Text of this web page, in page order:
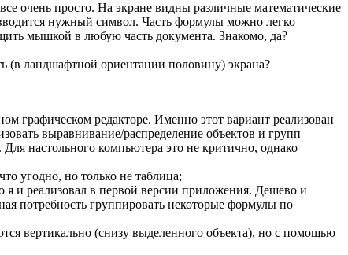
очень просто. На экране видны различные математические
нужный символ. Часть формулы можно легко
мышкой в любую часть документа. Знакомо, да?
(в ландшафтной ориентации половину) экрана?
графическом редакторе. Именно этот вариант реализован
выравнивание/распределение объектов и групп
настольного компьютера это не критично, однако
угодно, но только не таблица;
и реализовал в первой версии приложения. Дешево и
потребность группировать некоторые формулы по
вертикально (снизу выделенного объекта), но с помощью